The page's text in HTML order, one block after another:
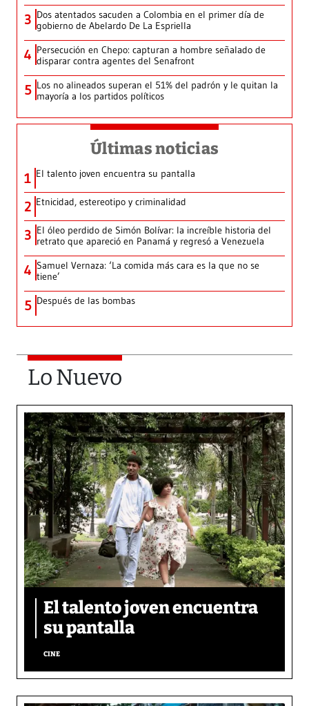
3 Dos atentados sacuden a Colombia en el primer día de
gobierno de Abelardo De La Espriella
4 Persecución en Chepo: capturan a hombre señalado de
disparar contra agentes del Senafront
5 Los no alineados superan el 51% del padrón y le quitan la
mayoría a los partidos políticos
Últimas noticias
1 El talento joven encuentra su pantalla​
2 Etnicidad, estereotipo y criminalidad
3 El óleo perdido de Simón Bolívar: la increíble historia del
retrato que apareció en Panamá y regresó a Venezuela
4 Samuel Vernaza: ‘La comida más cara es la que no se
tiene’
5 Después de las bombas
Lo Nuevo
El talento joven encuentra
su pantalla​
CINE